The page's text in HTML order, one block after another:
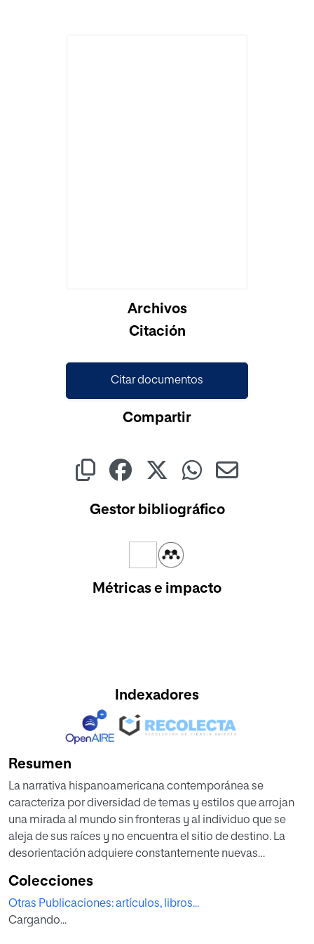
Archivos
Citación
Citar documentos
Compartir
Gestor bibliográfico
Métricas e impacto
Indexadores
Resumen
La narrativa hispanoamericana contemporánea se
caracteriza por diversidad de temas y estilos que arrojan
una mirada al mundo sin fronteras y al individuo que se
aleja de sus raíces y no encuentra el sitio de destino. La
desorientación adquiere constantemente nuevas
como la “pérdida del territorio”. Las contradicciones por
parte del individuo desterritorializado cobran relevancia
en la obra de Alejo Carpentier y Andrés Neuman, sobre
Colecciones
Otras Publicaciones: artículos, libros...
Cargando...